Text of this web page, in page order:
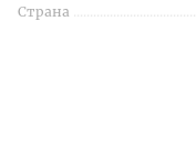
Страна